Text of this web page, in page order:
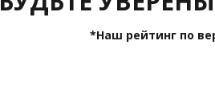
*Наш рейтинг по